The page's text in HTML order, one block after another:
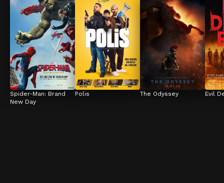
Spider-Man: Brand
New Day
Polis The Odyssey Evil